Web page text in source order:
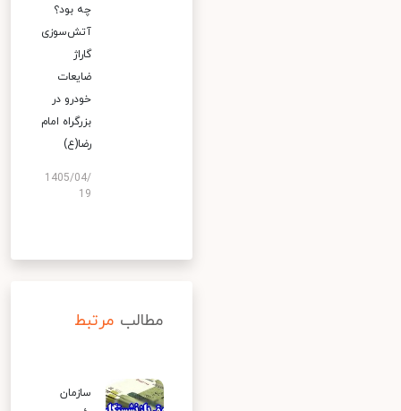
چه بود؟
آتش‌سوزی
گاراژ
ضایعات
خودرو در
بزرگراه امام
رضا(ع)
1405/04/
19
مطالب مرتبط
سازمان